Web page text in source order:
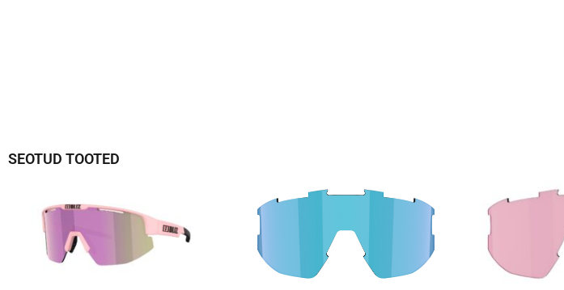
SEOTUD TOOTED